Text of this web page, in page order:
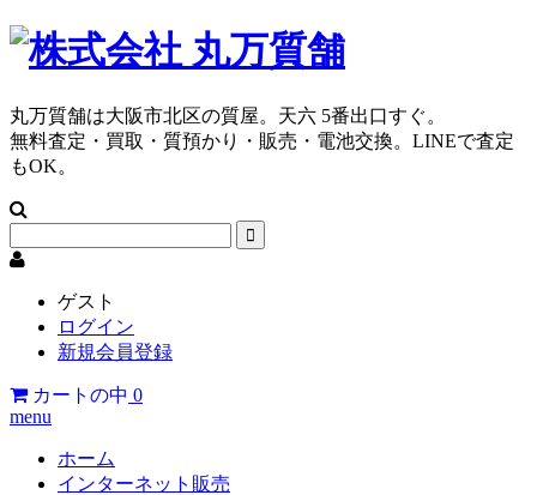
丸万質舗は大阪市北区の質屋。天六 5番出口すぐ。
無料査定・買取・質預かり・販売・電池交換。LINEで査定
もOK。
ゲスト
ログイン
新規会員登録
カートの中 0
menu
ホーム
インターネット販売